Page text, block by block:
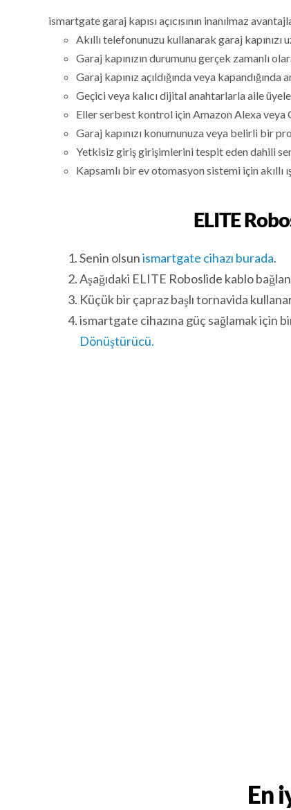
ismartgate garaj kapısı açıcısının inanılmaz
Akıllı telefonunuzu kullanarak garaj
Garaj kapınızın durumunu gerçek zamanlı
Garaj kapınız açıldığında veya kapandığında
Geçici veya kalıcı dijital anahtarlarla aile
Eller serbest kontrol için Amazon Alexa
Garaj kapınızı konumunuza veya belirli bir
Yetkisiz giriş girişimlerini tespit eden dahili
Kapsamlı bir ev otomasyon sistemi için akıllı
ELITE
Senin olsunismartgate cihazı burada.
Aşağıdaki ELITE Roboslide kablo
Küçük bir çapraz başlı tornavida
ismartgate cihazına güç sağlamak için
Dönüştürücü.
En